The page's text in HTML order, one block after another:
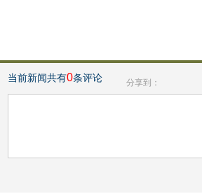
当前新闻共有0条评论 分享到：